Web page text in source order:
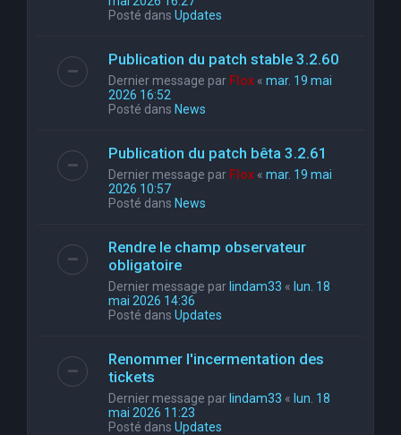
Posté dans Updates
Publication du patch stable 3.2.60
Dernier message par Flox « mar. 19 mai
2026 16:52
Posté dans News
Publication du patch bêta 3.2.61
Dernier message par Flox « mar. 19 mai
2026 10:57
Posté dans News
Rendre le champ observateur
obligatoire
Dernier message parlindam33 « lun. 18
mai 2026 14:36
Posté dans Updates
Renommer l'incermentation des
tickets
Dernier message parlindam33 « lun. 18
mai 2026 11:23
Posté dans Updates